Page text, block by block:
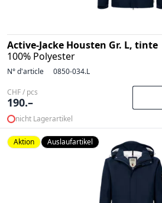
Active-Jacke Housten Gr. L, tinte
100% Polyester
N° d'article 0850-034.L
CHF / pcs
190.–
nicht Lagerartikel
Aktion Auslaufartikel